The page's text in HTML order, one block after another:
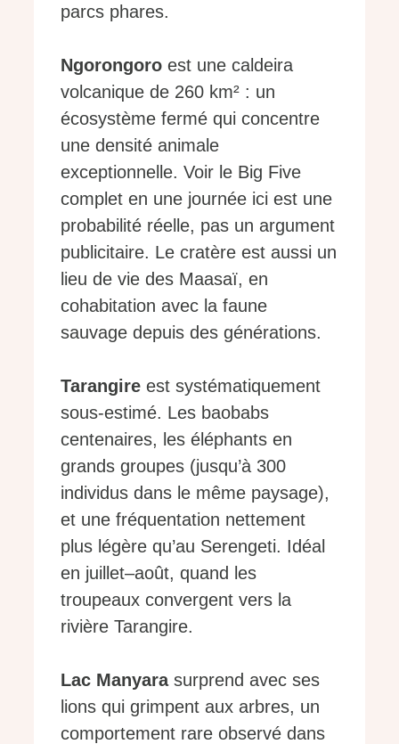
parcs phares.
Ngorongoro est une caldeira
volcanique de 260 km² : un
écosystème fermé qui concentre
une densité animale
exceptionnelle. Voir le Big Five
complet en une journée ici est une
probabilité réelle, pas un argument
publicitaire. Le cratère est aussi un
lieu de vie des Maasaï, en
cohabitation avec la faune
sauvage depuis des générations.
Tarangire est systématiquement
sous-estimé. Les baobabs
centenaires, les éléphants en
grands groupes (jusqu’à 300
individus dans le même paysage),
et une fréquentation nettement
plus légère qu’au Serengeti. Idéal
en juillet–août, quand les
troupeaux convergent vers la
rivière Tarangire.
Lac Manyarasurprend avec ses
lions qui grimpent aux arbres, un
comportement rare observé dans